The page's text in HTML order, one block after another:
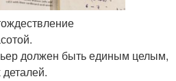
должен быть единым целым,